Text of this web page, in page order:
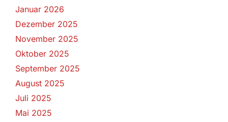
Januar 2026
Dezember 2025
November 2025
Oktober 2025
September 2025
August 2025
Juli 2025
Mai 2025